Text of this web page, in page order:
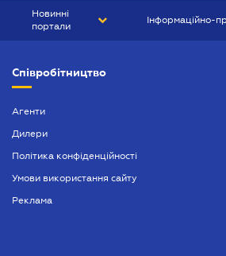
Новинні
портали
БІЗНЕС
Інформаційно-
БУХГАЛТЕР
Співробітництво
Агенти
Дилери
Політика конфіденційності
Умови використання сайту
Реклама